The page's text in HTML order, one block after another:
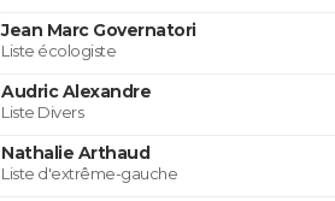
Jean Marc Governatori
Liste écologiste
Audric Alexandre
Liste Divers
Nathalie Arthaud
Liste d'extrême-gauche